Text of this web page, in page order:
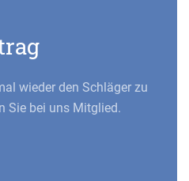
wieder den Schläger zu
Sie bei uns Mitglied.